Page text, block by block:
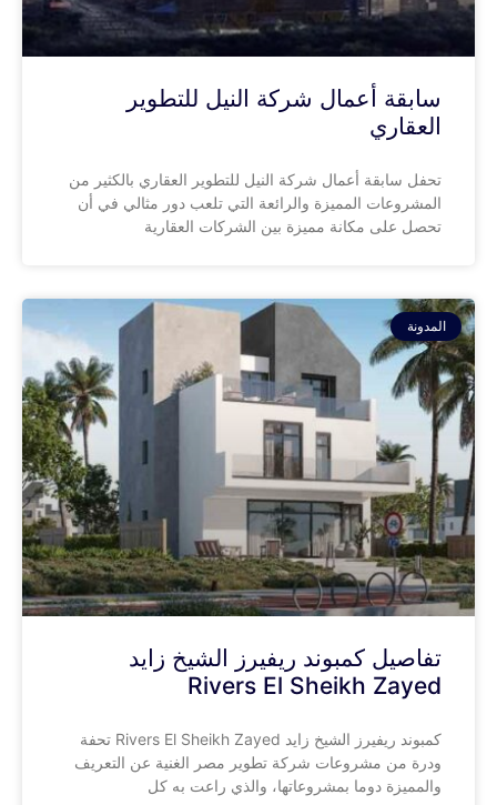
سابقة أعمال شركة النيل للتطوير
العقاري
تحفل سابقة أعمال شركة النيل للتطوير العقاري بالكثير من
المشروعات المميزة والرائعة التي تلعب دور مثالي في أن
تحصل على مكانة مميزة بين الشركات العقارية
المدونة
تفاصيل كمبوند ريفيرز الشيخ زايد
Rivers El Sheikh Zayed
كمبوند ريفيرز الشيخ زايد Rivers El Sheikh Zayed تحفة
ودرة من مشروعات شركة تطوير مصر الغنية عن التعريف
والمميزة دوما بمشروعاتها، والذي راعت به كل